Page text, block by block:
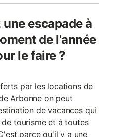
escapade à
de l'année
le faire ?
par les locations de
Arbonne on peut
de vacances qui
tourisme et à toutes
parce qu'il y a une